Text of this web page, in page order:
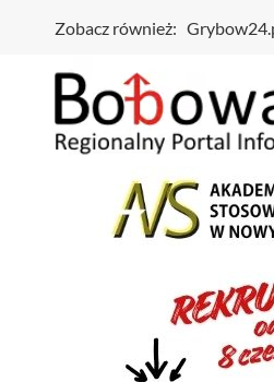
Zobacz również: